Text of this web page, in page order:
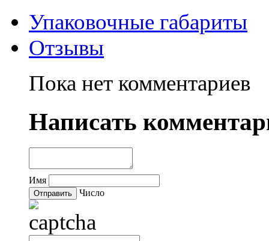
Упаковочные габариты
Отзывы
Пока нет комментариев
Написать
Имя
Число